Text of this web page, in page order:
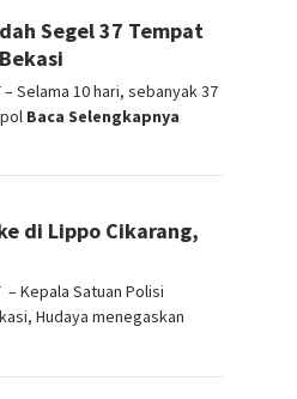
Segel 37 Tempat
– Selama 10 hari, sebanyak 37
Baca Selengkapnya
di Lippo Cikarang,
– Kepala Satuan Polisi
Hudaya menegaskan